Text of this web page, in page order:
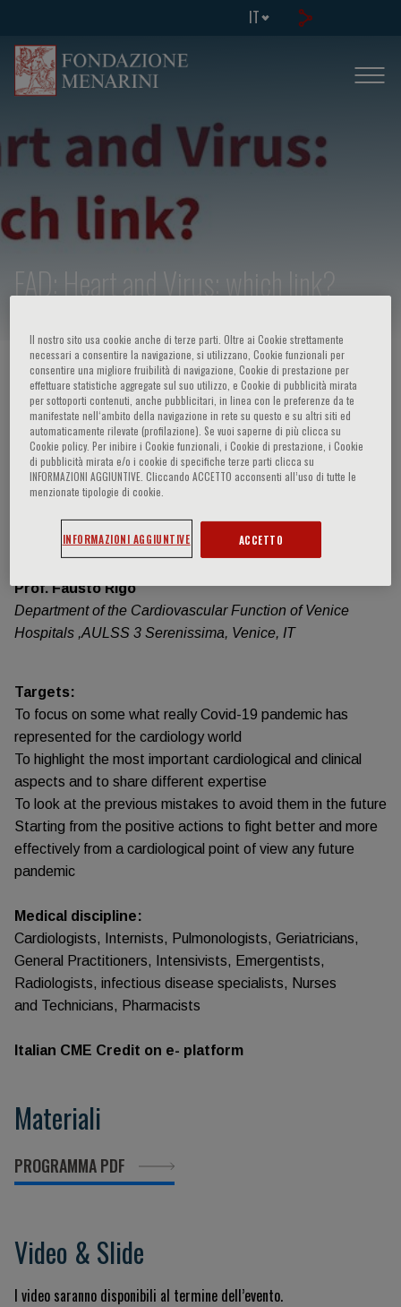
IT
FAD: Heart and Virus: which link?
HOME PAGE / CORSI ED EVENTI / INFO EVENTO
Informazioni sull'evento
online from November 2020 to November 2021
SPONSORIZZAZIONE FAD ASINCRONA
Prof. Fausto Rigo
Department of the Cardiovascular Function of Venice
Hospitals ,AULSS 3 Serenissima, Venice, IT
Targets:
To focus on some what really Covid-19 pandemic has
represented for the cardiology world
To highlight the most important cardiological and clinical
aspects and to share different expertise
To look at the previous mistakes to avoid them in the future
Starting from the positive actions to fight better and more
effectively from a cardiological point of view any future
pandemic
Medical discipline:
Cardiologists, Internists, Pulmonologists, Geriatricians,
General Practitioners, Intensivists, Emergentists,
Radiologists, infectious disease specialists, Nurses
and Technicians, Pharmacists
Italian CME Credit on e- platform
Materiali
PROGRAMMA PDF
Video & Slide
I video saranno disponibili al termine dell’evento.
Il nostro sito usa cookie anche di terze parti. Oltre ai Cookie strettamente
necessari a consentire la navigazione, si utilizzano, Cookie funzionali per
consentire una migliore fruibilità di navigazione, Cookie di prestazione per
effettuare statistiche aggregate sul suo utilizzo, e Cookie di pubblicità mirata
per sottoporti contenuti, anche pubblicitari, in linea con le preferenze da te
manifestate nell‘ambito della navigazione in rete su questo e su altri siti ed
automaticamente rilevate (profilazione). Se vuoi saperne di più clicca su
Cookie policy. Per inibire i Cookie funzionali, i Cookie di prestazione, i Cookie
di pubblicità mirata e/o i cookie di specifiche terze parti clicca su
INFORMAZIONI AGGIUNTIVE. Cliccando ACCETTO acconsenti all’uso di tutte le
menzionate tipologie di cookie.
INFORMAZIONI AGGIUNTIVE ACCETTO